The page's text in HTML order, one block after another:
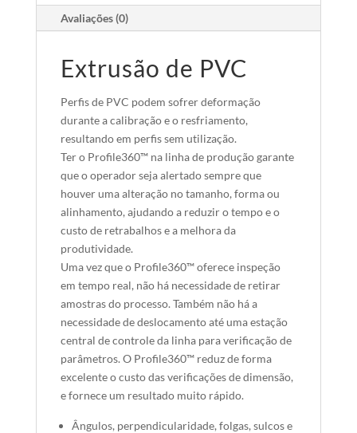
Avaliações (0)
Extrusão de PVC
Perfis de PVC podem sofrer deformação
durante a calibração e o resfriamento,
resultando em perfis sem utilização.
Ter o Profile360™ na linha de produção garante
que o operador seja alertado sempre que
houver uma alteração no tamanho, forma ou
alinhamento, ajudando a reduzir o tempo e o
custo de retrabalhos e a melhora da
produtividade.
Uma vez que o Profile360™ oferece inspeção
em tempo real, não há necessidade de retirar
amostras do processo. Também não há a
necessidade de deslocamento até uma estação
central de controle da linha para verificação de
parâmetros. O Profile360™ reduz de forma
excelente o custo das verificações de dimensão,
e fornece um resultado muito rápido.
Ângulos, perpendicularidade, folgas, sulcos e